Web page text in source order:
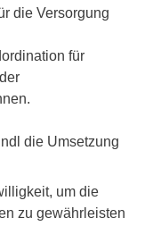
die Versorgung
für
die Umsetzung
um die
zu gewährleisten